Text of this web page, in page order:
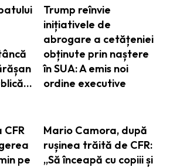
Trump reînvie
inițiativele de
abrogare a cetățeniei
obținute prin naștere
în SUA: A emis noi
ordine executive
CFR
pe
Mario Camora, după
rușinea trăită de CFR:
„Să înceapă cu copiii și